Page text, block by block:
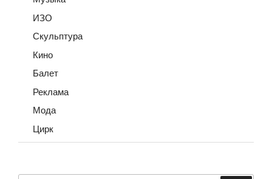
ИЗО
Скульптура
Кино
Балет
Реклама
Мода
Цирк